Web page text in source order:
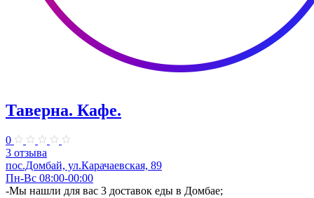
Таверна. Кафе.
0
3 отзыва
пос.Домбай, ул.Карачаевская, 89
Пн-Вс 08:00-00:00
-Мы нашли для вас 3 доставок еды в Домбае;